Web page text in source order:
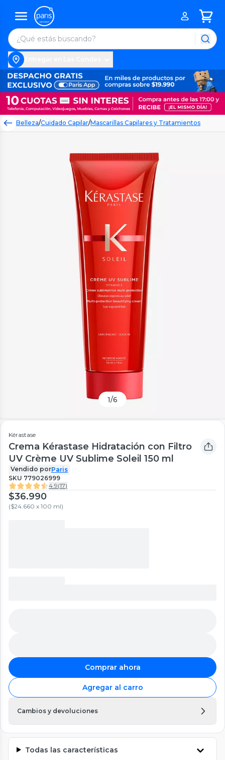
Belleza/Cuidado Capilar/Mascarillas Capilares y Tratamientos
1/6
Kérastase
Crema Kérastase Hidratación con Filtro
UV Crème UV Sublime Soleil 150 ml
Vendido porParis
SKU 779026999
4.9(17)
$36.990
($24.660 x 100 ml)
Comprar ahora
Agregar al carro
Cambios y devoluciones
Todas las características